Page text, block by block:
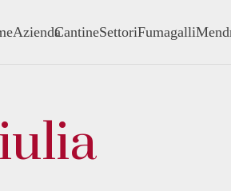
AziendaCantineSettoriFumagalli